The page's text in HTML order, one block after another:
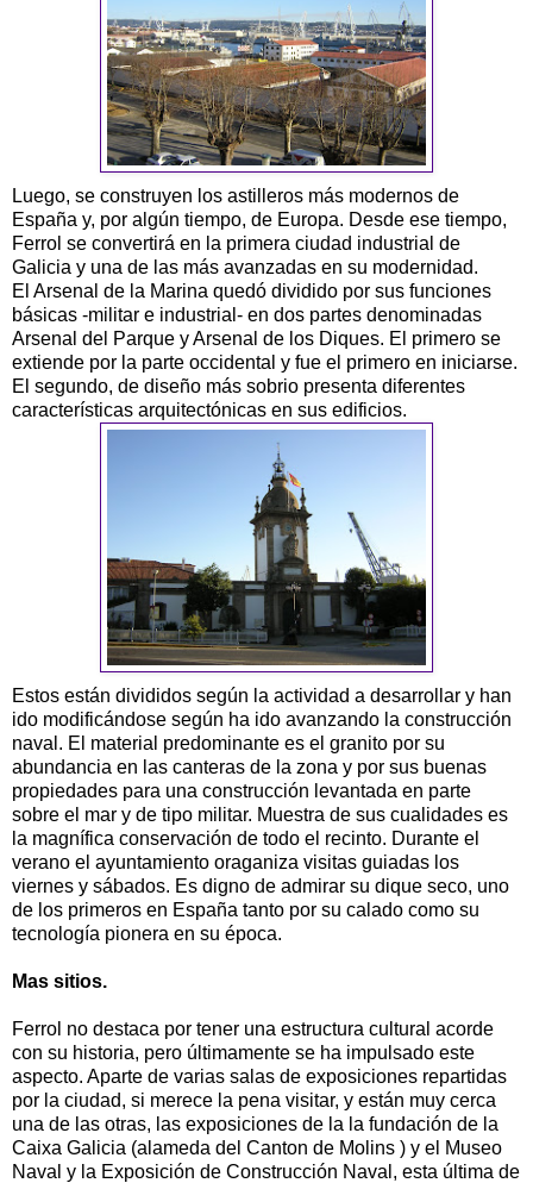
Luego, se construyen los astilleros más modernos de
España y, por algún tiempo, de Europa. Desde ese tiempo,
Ferrol se convertirá en la primera ciudad industrial de
Galicia y una de las más avanzadas en su modernidad.
El Arsenal de la Marina quedó dividido por sus funciones
básicas -militar e industrial- en dos partes denominadas
Arsenal del Parque y Arsenal de los Diques. El primero se
extiende por la parte occidental y fue el primero en iniciarse.
El segundo, de diseño más sobrio presenta diferentes
características arquitectónicas en sus edificios.
Estos están divididos según la actividad a desarrollar y han
ido modificándose según ha ido avanzando la construcción
naval. El material predominante es el granito por su
abundancia en las canteras de la zona y por sus buenas
propiedades para una construcción levantada en parte
sobre el mar y de tipo militar. Muestra de sus cualidades es
la magnífica conservación de todo el recinto. Durante el
verano el ayuntamiento oraganiza visitas guiadas los
viernes y sábados. Es digno de admirar su dique seco, uno
de los primeros en España tanto por su calado como su
tecnología pionera en su época.
Mas sitios.
Ferrol no destaca por tener una estructura cultural acorde
con su historia, pero últimamente se ha impulsado este
aspecto. Aparte de varias salas de exposiciones repartidas
por la ciudad, si merece la pena visitar, y están muy cerca
una de las otras, las exposiciones de la la fundación de la
Caixa Galicia (alameda del Canton de Molins ) y el Museo
Naval y la Exposición de Construcción Naval, esta última de